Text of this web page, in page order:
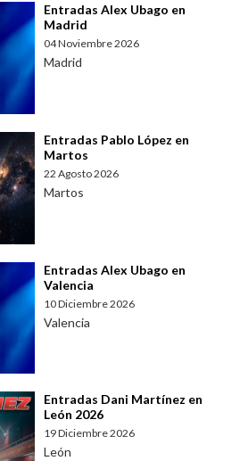
Entradas Alex Ubago en
Madrid
04 Noviembre 2026
Madrid
Entradas Pablo López en
Martos
22 Agosto 2026
Martos
Entradas Alex Ubago en
Valencia
10 Diciembre 2026
Valencia
Entradas Dani Martínez en
León 2026
19 Diciembre 2026
León